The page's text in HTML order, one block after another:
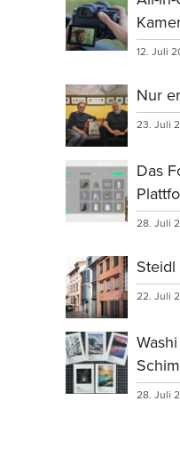
12. Juli
Nur
23. Juli
Das
28. Juli
22. Juli
28. Juli